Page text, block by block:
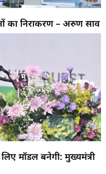
का निराकरण – अरुण साव
मॉडल बनेगी: मुख्यमंत्री